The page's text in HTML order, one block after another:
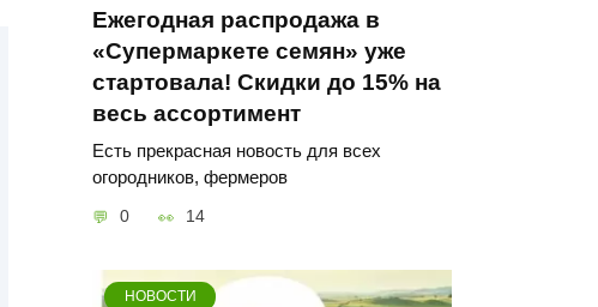
Ежегодная распродажа в
«Супермаркете семян» уже
стартовала! Скидки до 15% на
весь ассортимент
Есть прекрасная новость для всех
огородников, фермеров
0 14
НОВОСТИ